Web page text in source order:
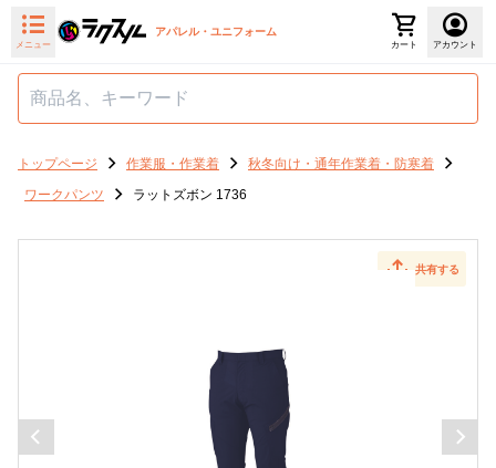
メニュー
アパレル・ユニフォーム
カート アカウント
トップページ 作業服・作業着
秋冬向け・通年作業着・防寒着
ワークパンツ
ラットズボン 1736
共有する